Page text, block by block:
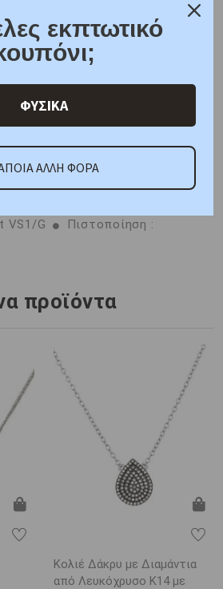
Γιατί εμάς
Κριτικές
Μέταλλο : Κίτρινος Χρυσός
Διαστάσεις: Αλυσίδα: 40cm,
VS1/G
Πιστοποίηση :
προϊόντα
Κολιέ Δάκρυ με Διαμάντια
από Λευκόχρυσο K14 με
εκπτωτικό
ΦΥΣΙΚΑ
ΑΛΛΗ ΦΟΡΑ